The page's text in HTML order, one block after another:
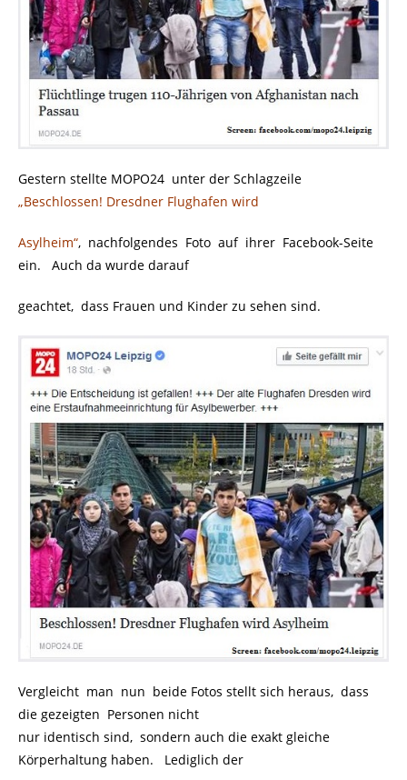
Gestern stellte MOPO24 unter der Schlagzeile
„Beschlossen! Dresdner Flughafen wird
Asylheim“, nachfolgendes Foto auf ihrer Facebook-Seite
ein. Auch da wurde darauf
geachtet, dass Frauen und Kinder zu sehen sind.
Vergleicht man nun beide Fotos stellt sich heraus, dass
die gezeigten Personen nicht
nur identisch sind, sondern auch die exakt gleiche
Körperhaltung haben. Lediglich der